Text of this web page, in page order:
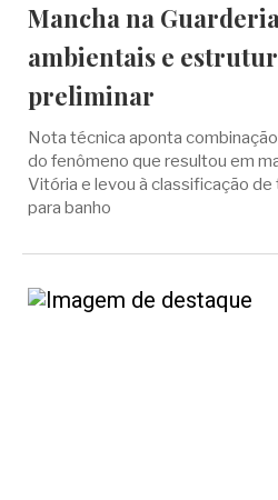
Mancha na
ambientais e
preliminar
Nota técnica aponta
do fenômeno que resultou em
Vitória e levou à classificação
para banho